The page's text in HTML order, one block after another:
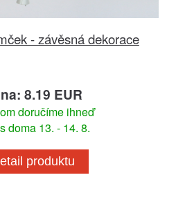
- závěsná dekorace
8.19 EUR
doručíme ihneď
doma 13. - 14. 8.
produktu